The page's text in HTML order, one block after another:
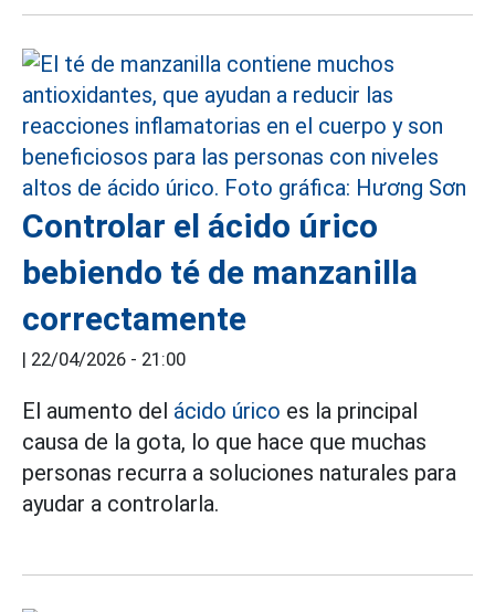
Controlar el ácido úrico
bebiendo té de manzanilla
correctamente
| 22/04/2026 - 21:00
El aumento del ácido úrico es la principal
causa de la gota, lo que hace que muchas
personas recurra a soluciones naturales para
ayudar a controlarla.